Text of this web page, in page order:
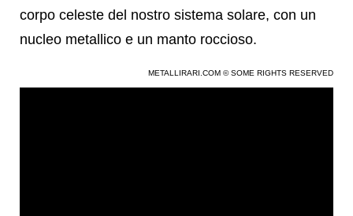
corpo celeste del nostro sistema solare, con un
nucleo metallico e un manto roccioso.
METALLIRARI.COM © SOME RIGHTS RESERVED